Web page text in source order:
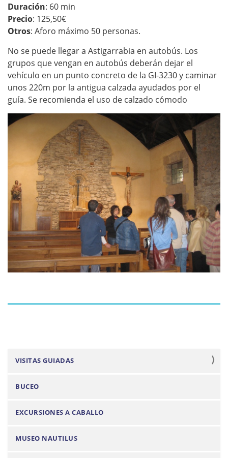
Duración: 60 min
Precio: 125,50€
Otros: Aforo máximo 50 personas.
No se puede llegar a Astigarrabia en autobús. Los
grupos que vengan en autobús deberán dejar el
vehículo en un punto concreto de la GI-3230 y caminar
unos 220m por la antigua calzada ayudados por el
guía. Se recomienda el uso de calzado cómodo
N
v
g
a
VISITAS GUIADAS
BUCEO
EXCURSIONES A CABALLO
MUSEO NAUTILUS